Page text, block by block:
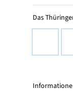
Das